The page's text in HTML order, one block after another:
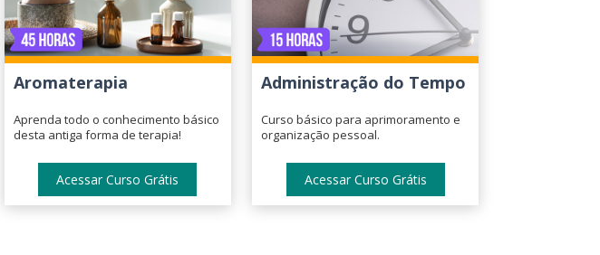
Aromaterapia
Aprenda todo o conhecimento básico
desta antiga forma de terapia!
Acessar Curso Grátis
Administração do Tempo
Curso básico para aprimoramento e
organização pessoal.
Acessar Curso Grátis